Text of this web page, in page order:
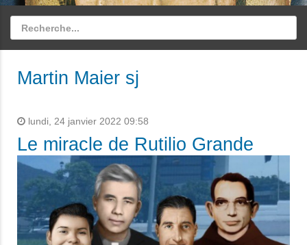
Martin Maier sj
lundi, 24 janvier 2022 09:58
Le miracle de Rutilio Grande